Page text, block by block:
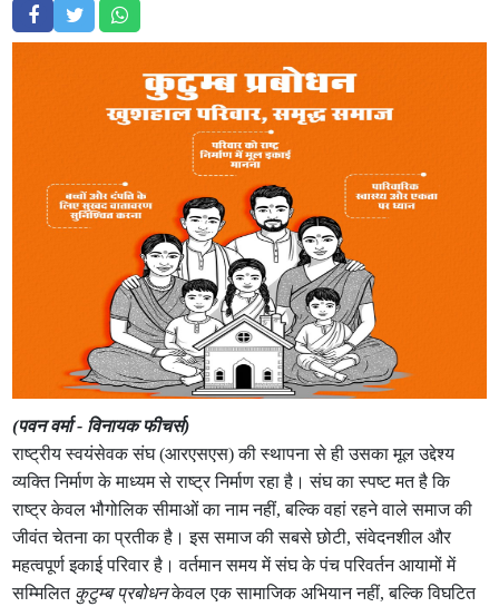
(पवन वर्मा - विनायक फीचर्स)
राष्ट्रीय स्वयंसेवक संघ (आरएसएस) की स्थापना से ही उसका मूल उद्देश्य
व्यक्ति निर्माण के माध्यम से राष्ट्र निर्माण रहा है। संघ का स्पष्ट मत है कि
राष्ट्र केवल भौगोलिक सीमाओं का नाम नहीं, बल्कि वहां रहने वाले समाज की
जीवंत चेतना का प्रतीक है। इस समाज की सबसे छोटी, संवेदनशील और
महत्वपूर्ण इकाई परिवार है। वर्तमान समय में संघ के पंच परिवर्तन आयामों में
सम्मिलित कुटुम्ब प्रबोधनकेवल एक सामाजिक अभियान नहीं, बल्कि विघटित